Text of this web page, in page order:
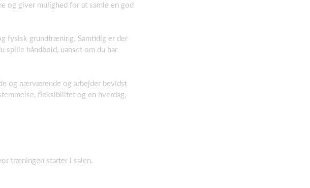
giver mulighed for at samle en god
fysisk grundtræning. Samtidig er der
spille håndbold, uanset om du har
og nærværende og arbejder bevidst
fleksibilitet og en hverdag,
træningen starter i salen.